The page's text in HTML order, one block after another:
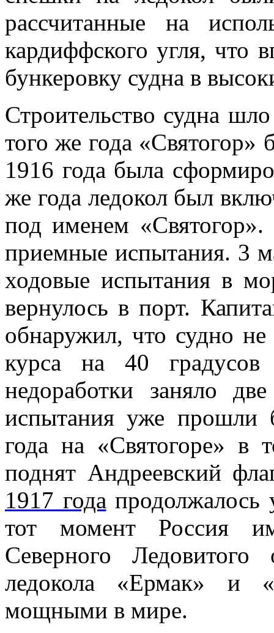
рассчитанные на
кардиффского угля, что
бункеровку судна в
Строительство судна
того же года
1916 года была
же года ледокол был
под именем
приемные испытания. 3
ходовые испытания в
вернулось в порт.
обнаружил, что судно не
курса на 40
недоработки заняло
испытания уже прошли
года на «Святогоре» в
поднят Андреевский
1917 года продолжалось
тот момент Россия
Северного
ледокола «Ермак» и
мощными в мире.